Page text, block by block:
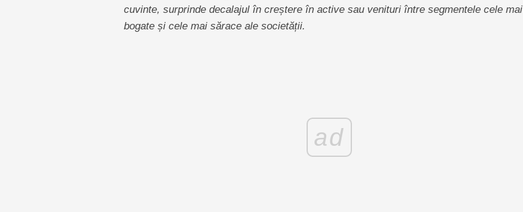
cuvinte, surprinde decalajul în creștere în active sau venituri între segmentele cele mai
bogate și cele mai sărace ale societății.
ad